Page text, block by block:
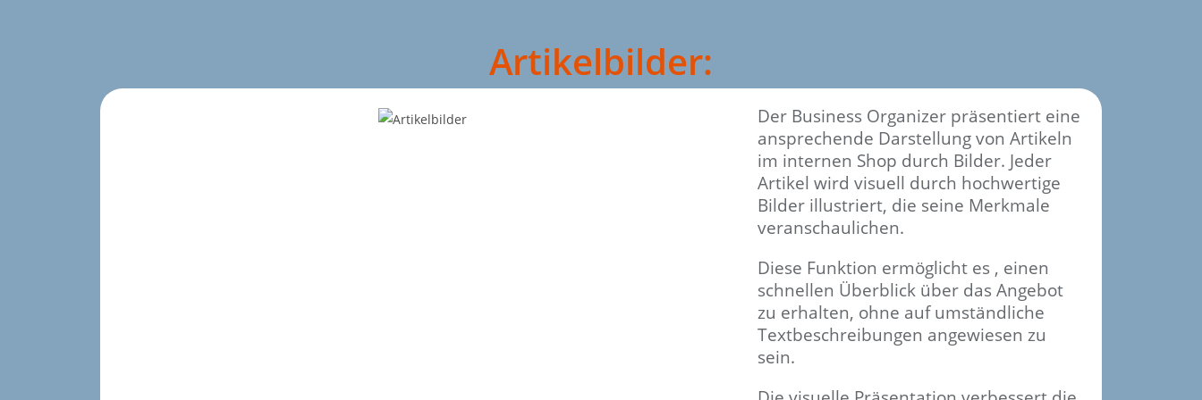
Artikelbilder:
Der Business Organizer präsentiert eine
ansprechende Darstellung von Artikeln
im internen Shop durch Bilder. Jeder
Artikel wird visuell durch hochwertige
Bilder illustriert, die seine Merkmale
veranschaulichen.
Diese Funktion ermöglicht es , einen
schnellen Überblick über das Angebot
zu erhalten, ohne auf umständliche
Textbeschreibungen angewiesen zu
sein.